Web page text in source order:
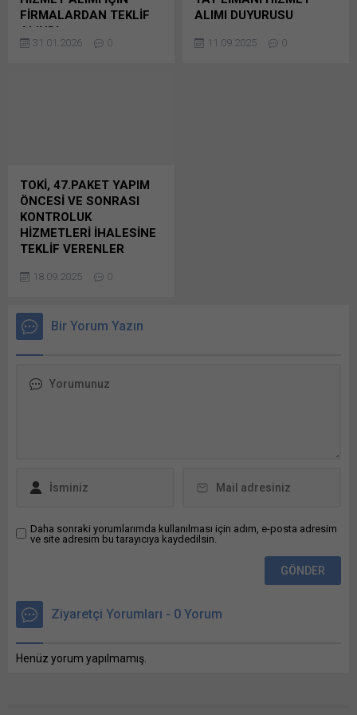
pencerede açılır) LinkedIn
WhatsApp'ta paylaşmak için
tıklayın (Yeni pencerede
pencerede açılır) WhatsApp
tıklayın (Yeni...
FİRMALARDAN TEKLİF
ALINDI
T.C Devlet Demiryolları
paylaş: X'te paylaşmak için
tıklayın (Yeni pencerede
açılır) X Linkedln üzerinden
paylaşmak için tıklayın (Yeni
pencerede açılır) LinkedIn
tıklayın (Yeni pencerede
tıklayın (Yeni...
31.01.2026 0
ALIMI DUYURUSU
BAKANLIĞI, SİNOP
11.09.2025 0
TOKİ, 47.PAKET YAPIM
ÖNCESİ VE SONRASI
KONTROLUK
HİZMETLERİ İHALESİNE
TEKLİF VERENLER
ÖNCESİ VE SONRASI
İHALESİNE TEKLİF
VERENLER T.C. Çevre,
İdaresi Başkanlığı – TOKİ
paylaşmak için tıklayın (Yeni
Facebook'ta paylaşmak için
tıklayın (Yeni...
18.09.2025 0
Bir Yorum Yazın
Daha sonraki yorumlarımda kullanılması için adım, e-posta adresim
ve site adresim bu tarayıcıya kaydedilsin.
Ziyaretçi Yorumları - 0 Yorum
Henüz yorum yapılmamış.